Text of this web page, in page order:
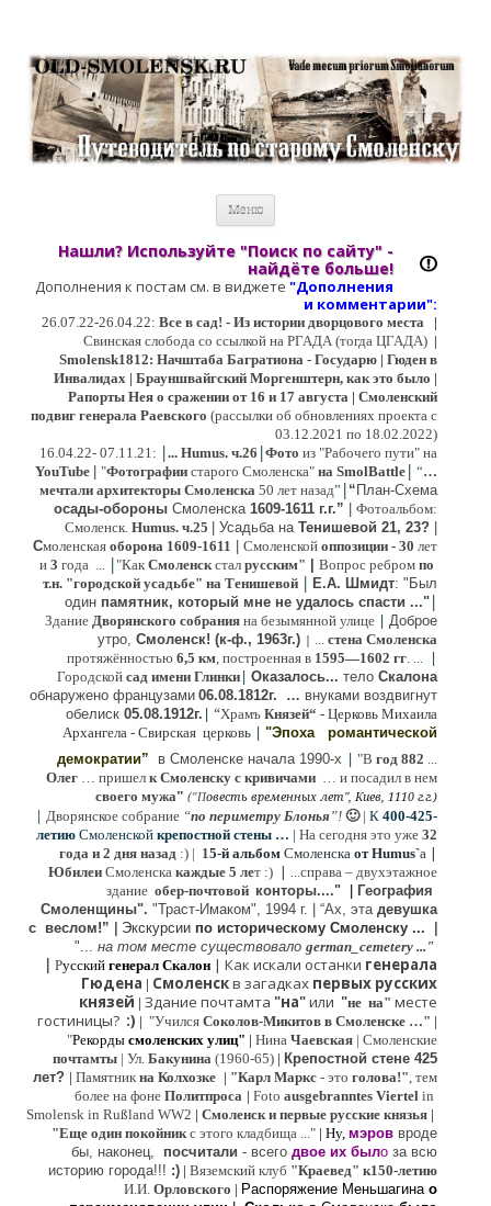
открытки, карты …
Меню
Нашли? Используйте "Поиск по сайту" -
найдёте больше!
Дополнения к постам см. в виджете "Дополнения
и комментарии":
26.07.22-26.04.22: Все в сад! - Из истории дворцового места
|
Свинская слобода со ссылкой на РГАДА (тогда ЦГАДА) |
Smolensk1812: Начштаба Багратиона - Государю | Гюден в
Инвалидах | Брауншвайгский Моргенштерн, как это было |
Рапорты Нея о сражении от 16 и 17 августа | Смоленский
подвиг генерала Раевского (рассылки об обновлениях проекта с
03.12.2021 по 18.02.2022)
16.04.22- 07.11.21: |... Humus. ч.26 |Фото из "Рабочего пути" на
YouTube
"Фотографии старого Смоленска" на SmolBattle | “…
мечтали архитекторы Смоленска 50 лет назад” | “ План-Схема
осады-обороны Смоленска 1609-1611 г.г.”
Фотоальбом:
Смоленск. Humus. ч.25 | Усадьба на Тенишевой 21, 23?
Смоленская оборона 1609-1611 Смоленской оппозиции - 30 лет
и 3 года ... |"Как Смоленскстал русским" Вопрос ребром по
т.н. "городской усадьбе" на Тенишевой | Е.А. Шмидт: "Был
один памятник, который мне не удалось спасти ..." |
Здание Дворянского собрания на безымянной улице | Доброе
утро, Смоленск! (к-ф., 1963г.) | ... стена Смоленска
протяжённостью 6,5 км, построенная в 1595—1602 гг. ... |
Городской сад имени Глинки | Оказалось... тело Скалона
обнаружено французами 06.08.1812г. … внуками воздвигнут
обелиск 05.08.1912г. | “Храмъ Князей“ - Церковь Михаила
Архангела - Свирская церковь | "Эпохаромантической
демократии” в Смоленске начала 1990-х | "В год 882 ...
Олег … пришел к Смоленску с кривичами … и посадил в нем
своего мужа" ("Повесть временных лет", Киев, 1110 г.г.)
| Дворянское собрание “по периметру Блонья”! 🙂| К 400-425-
летию Смоленской крепостной стены … | На сегодня это уже 32
года и 2 дня назад :) | 15-й альбом Смоленска от Humus`a |
Юбилеи Смоленска каждые 5 лет :) | ...справа – двухэтажное
здание обер-почтовой конторы...."
Гeография
Cмоленщины". "Траст-Имаком", 1994 г. “Ах, эта девушка
с веслом!”
Экскурсии по историческому Смоленску ...
"... на том месте существовало german_cemetery ..."
| Русский генерал Скалон | Как искали останки генерала
Гюдена | Смоленскв загадках первых русских
князей | Здание почтамта "на"или "не на" месте
гостиницы? :) | "Учился Соколов-Микитов в Смоленске …" |
"Рекорды смоленских улиц" | Нина Чаевская | Смоленские
почтамты | Ул. Бакунина (1960-65) | Крепостной стене 425
лет? | Памятник на Колхозке | "Карл Маркс - это голова!", тем
более на фоне Политпроса | Foto ausgebranntes Viertel in
Smolensk in Rußland WW2 | Смоленск и первые русские князья |
"Еще один покойникс этого кладбища ..." | Ну, мэров вроде
бы, наконец, посчитали - всего двое их было за всю
историю города!!! :) | Вяземский клуб "Краевед" к150-летию
И.И. Орловского | Распоряжение Меньшагина о